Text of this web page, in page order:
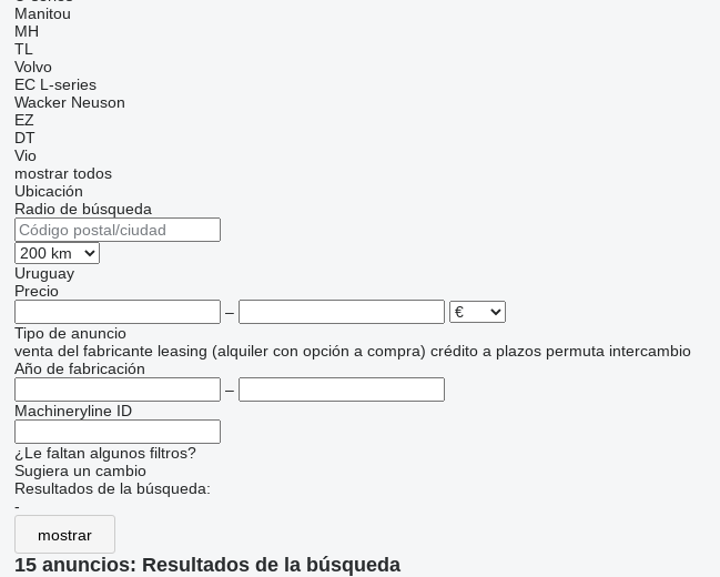
Manitou
MH
TL
Volvo
EC L-series
Wacker Neuson
EZ
DT
Vio
mostrar todos
Ubicación
Radio de búsqueda
Uruguay
Precio
–
Tipo de anuncio
venta del fabricante leasing (alquiler con opción a compra) crédito a plazos permuta intercambio
Año de fabricación
–
Machineryline ID
¿Le faltan algunos filtros?
Sugiera un cambio
Resultados de la búsqueda:
-
mostrar
15 anuncios: Resultados de la búsqueda